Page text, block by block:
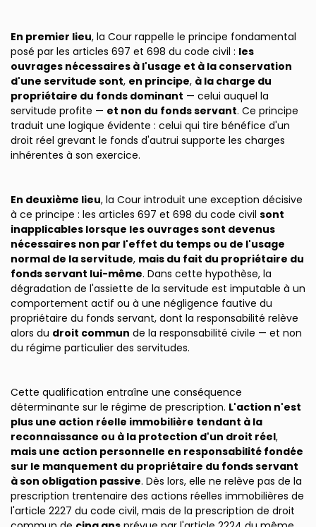
En premier lieu, la Cour rappelle le principe fondamental
posé par les articles 697 et 698 du code civil : les
ouvrages nécessaires à l'usage et à la conservation
d'une servitude sont, en principe, à la charge du
propriétaire du fonds dominant — celui auquel la
servitude profite — et non du fonds servant. Ce principe
traduit une logique évidente : celui qui tire bénéfice d'un
droit réel grevant le fonds d'autrui supporte les charges
inhérentes à son exercice.
En deuxième lieu, la Cour introduit une exception décisive
à ce principe : les articles 697 et 698 du code civil sont
inapplicables lorsque les ouvrages sont devenus
nécessaires non par l'effet du temps ou de l'usage
normal de la servitude, mais du fait du propriétaire du
fonds servant lui-même. Dans cette hypothèse, la
dégradation de l'assiette de la servitude est imputable à un
comportement actif ou à une négligence fautive du
propriétaire du fonds servant, dont la responsabilité relève
alors du droit commun de la responsabilité civile — et non
du régime particulier des servitudes.
Cette qualification entraîne une conséquence
déterminante sur le régime de prescription. L'action n'est
plus une action réelle immobilière tendant à la
reconnaissance ou à la protection d'un droit réel,
mais une action personnelle en responsabilité fondée
sur le manquement du propriétaire du fonds servant
à son obligation passive. Dès lors, elle ne relève pas de la
prescription trentenaire des actions réelles immobilières de
l'article 2227 du code civil, mais de la prescription de droit